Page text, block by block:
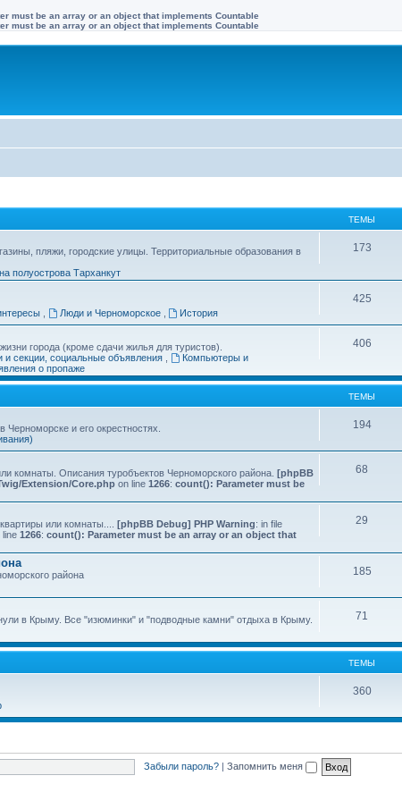
must be an array or an object that implements Countable
must be an array or an object that implements Countable
ТЕМЫ
пляжи, городские улицы. Территориальные образования в
полуострова Тарханкут
173
Люди и Черноморское История
425
города (кроме сдачи жилья для туристов).
и секции, социальные объявления
Компьютеры и
о пропаже
406
ТЕМЫ
и его окрестностях.
194
комнаты. Описания туробъектов Черноморского района. [phpBB
Extension/Core.php on line 1266: count(): Parameter must be
68
или комнаты.... [phpBB Debug] PHP Warning: in file
line 1266: count(): Parameter must be an array or an object that
29
района
185
в Крыму. Все "изюминки" и "подводные камни" отдыха в Крыму.
71
ТЕМЫ
360
Забыли пароль? | Запомнить меня